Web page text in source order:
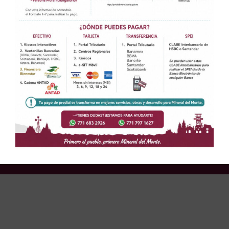
Operativo Estratégico Municipal de Prevención Covid-19
“Variante Delta”
Leer más »
Presidencia Mineral del Monte © 2026
Palacio Municipal s/n Col. Centro Mineral del Monte, Hidalgo. CP
42130